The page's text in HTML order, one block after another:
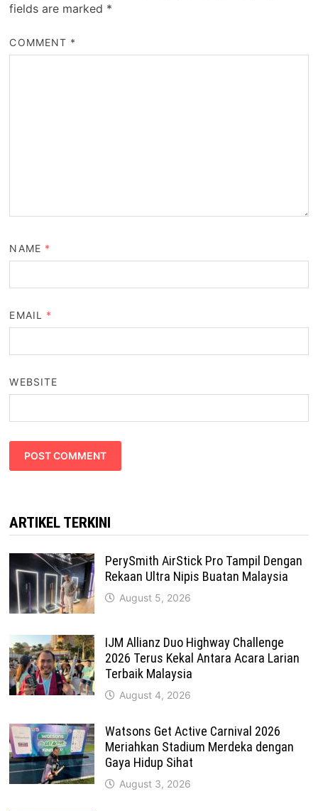
fields are marked *
COMMENT *
NAME *
EMAIL *
WEBSITE
ARTIKEL TERKINI
PerySmith AirStick Pro Tampil Dengan
Rekaan Ultra Nipis Buatan Malaysia
August 5, 2026
IJM Allianz Duo Highway Challenge
2026 Terus Kekal Antara Acara Larian
Terbaik Malaysia
August 4, 2026
Watsons Get Active Carnival 2026
Meriahkan Stadium Merdeka dengan
Gaya Hidup Sihat
August 3, 2026